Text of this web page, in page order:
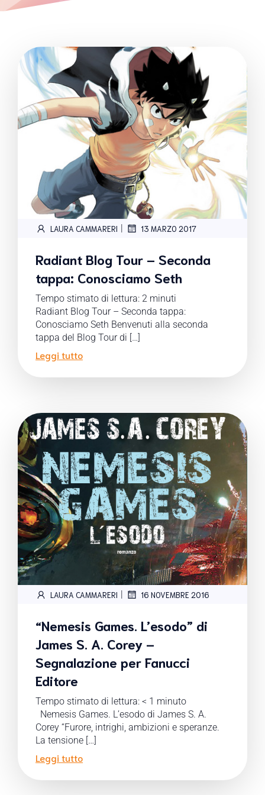
LAURA CAMMARERI | 13 MARZO 2017
Radiant Blog Tour – Seconda
tappa: Conosciamo Seth
Tempo stimato di lettura: 2 minuti
Radiant Blog Tour – Seconda tappa:
Conosciamo Seth Benvenuti alla seconda
tappa del Blog Tour di […]
Leggi tutto
LAURA CAMMARERI | 16 NOVEMBRE 2016
“Nemesis Games. L’esodo” di
James S. A. Corey –
Segnalazione per Fanucci
Editore
Tempo stimato di lettura: < 1 minuto
Nemesis Games. L’esodo di James S. A.
Corey “Furore, intrighi, ambizioni e speranze.
La tensione […]
Leggi tutto